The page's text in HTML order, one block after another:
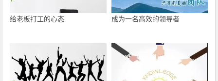
给老板打工的心态 成为一名高效的领导者